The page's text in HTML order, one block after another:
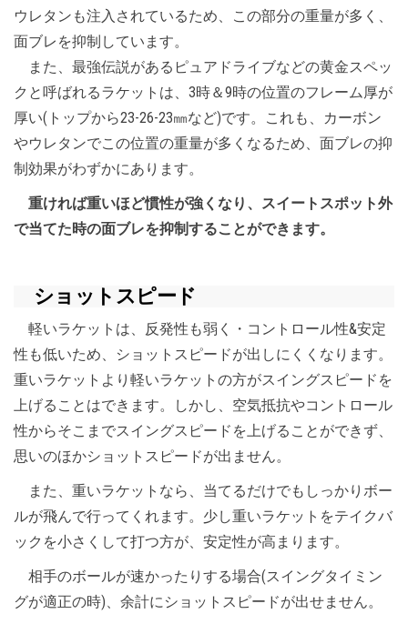
ウレタンも注入されているため、この部分の重量が多く、
面ブレを抑制しています。
また、最強伝説があるピュアドライブなどの黄金スペッ
クと呼ばれるラケットは、3時＆9時の位置のフレーム厚が
厚い(トップから23-26-23㎜など)です。これも、カーボン
やウレタンでこの位置の重量が多くなるため、面ブレの抑
制効果がわずかにあります。
重ければ重いほど慣性が強くなり、スイートスポット外
で当てた時の面ブレを抑制することができます。
ショットスピード
軽いラケットは、反発性も弱く・コントロール性&安定
性も低いため、ショットスピードが出しにくくなります。
重いラケットより軽いラケットの方がスイングスピードを
上げることはできます。しかし、空気抵抗やコントロール
性からそこまでスイングスピードを上げることができず、
思いのほかショットスピードが出ません。
また、重いラケットなら、当てるだけでもしっかりボー
ルが飛んで行ってくれます。少し重いラケットをテイクバ
ックを小さくして打つ方が、安定性が高まります。
相手のボールが速かったりする場合(スイングタイミン
グが適正の時)、余計にショットスピードが出せません。